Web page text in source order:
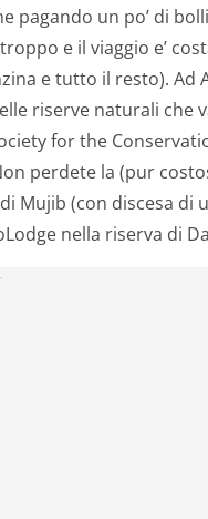
pagando un po’ di
e il viaggio e’
e tutto il resto). Ad
riserve naturali che
for the
perdete la (pur
Mujib (con discesa di
nella riserva di